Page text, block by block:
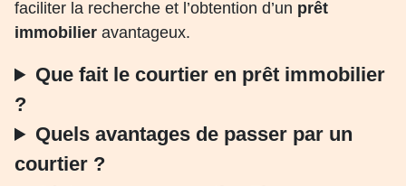
faciliter la recherche et l’obtention d’un prêt
immobilier avantageux.
Que fait le courtier en prêt immobilier
?
Quels avantages de passer par un
courtier ?